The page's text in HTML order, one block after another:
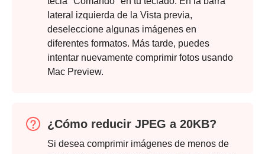
lateral izquierda de la Vista previa,
deseleccione algunas imágenes en
diferentes formatos. Más tarde, puedes
intentar nuevamente comprimir fotos usando
Mac Preview.
¿Cómo reducir JPEG a 20KB?
Si desea comprimir imágenes de menos de